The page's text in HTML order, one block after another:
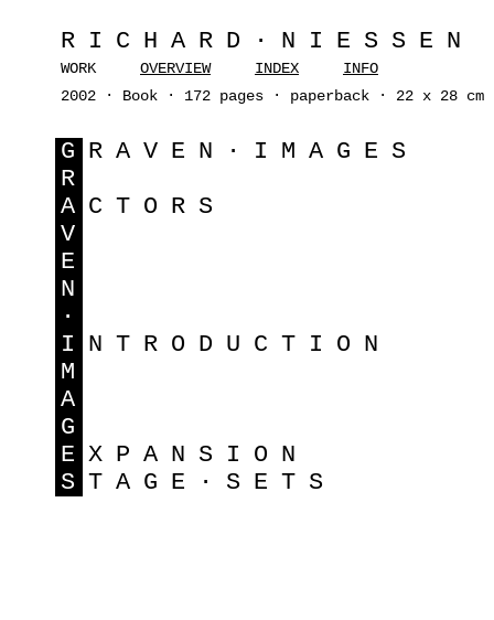
RICHARD·NIESSEN
WORK OVERVIEW INDEX
INFO
2002 · Book · 172 pages · paperback · 22 x 28
G RAVEN·IMAGES
R
A CTORS
V
E
N
·
I NTRODUCTION
M
A
G
E XPANSION
S TAGE·SETS